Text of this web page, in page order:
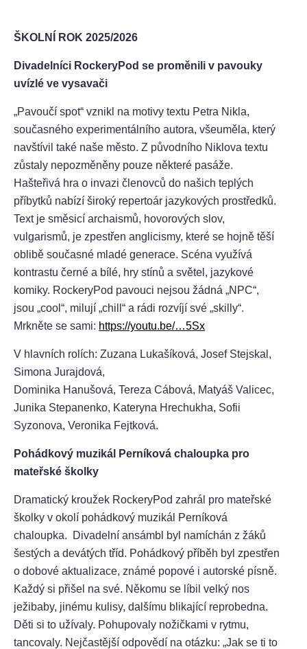
ŠKOLNÍ ROK 2025/2026
Divadelníci RockeryPod se proměnili v pavouky
uvízlé ve vysavači
„Pavoučí spot“ vznikl na motivy textu Petra Nikla,
současného experimentálního autora, všeuměla, který
navštívil také naše město. Z původního Niklova textu
zůstaly nepozměněny pouze některé pasáže.
Hašteřivá hra o invazi členovců do našich teplých
příbytků nabízí široký repertoár jazykových prostředků.
Text je směsicí archaismů, hovorových slov,
vulgarismů, je zpestřen anglicismy, které se hojně těší
oblibě současné mladé generace. Scéna využívá
kontrastu černé a bílé, hry stínů a světel, jazykové
komiky. RockeryPod pavouci nejsou žádná „NPC“,
jsou „cool“, milují „chill“ a rádi rozvíjí své „skilly“.
Mrkněte se sami: https://youtu.be/…5Sx
V hlavních rolích: Zuzana Lukašíková, Josef Stejskal,
Simona Jurajdová,
Dominika Hanušová, Tereza Cábová, Matyáš Valicec,
Junika Stepanenko, Kateryna Hrechukha, Sofii
Syzonova, Veronika Fejtková.
Pohádkový muzikál Perníková chaloupka pro
mateřské školky
Dramatický kroužek RockeryPod zahrál pro mateřské
školky v okolí pohádkový muzikál Perníková
chaloupka. Divadelní ansámbl byl namíchán z žáků
šestých a devátých tříd. Pohádkový příběh byl zpestřen
o dobové aktualizace, známé popové i autorské písně.
Každý si přišel na své. Někomu se líbil velký nos
ježibaby, jinému kulisy, dalšímu blikající reprobedna.
Děti si to užívaly. Pohupovaly nožičkami v rytmu,
tancovaly. Nejčastější odpovědí na otázku: „Jak se ti to